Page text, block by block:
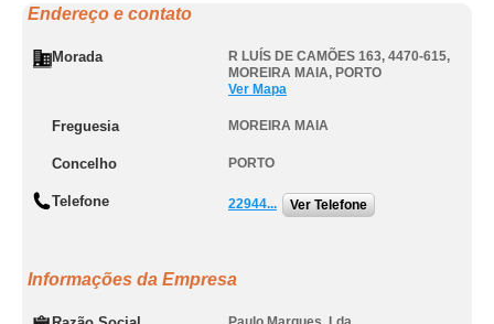
Endereço e contato
Morada R LUÍS DE CAMÕES 163, 4470-615,
MOREIRA MAIA, PORTO
Ver Mapa
Freguesia MOREIRA MAIA
Concelho PORTO
Telefone 22944... Ver Telefone
Informações da Empresa